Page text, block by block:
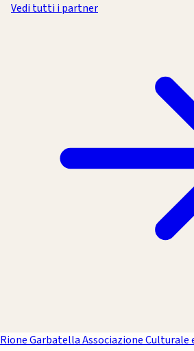
Vedi tutti i partner
Rione GarbatellaAssociazione Culturale